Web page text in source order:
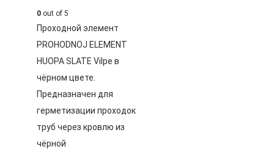
0 out of 5
Проходной элемент
PROHODNOJ ELEMENT
HUOPA SLATE Vilpe в
чёрном цвете.
Предназначен для
герметизации проходок
труб через кровлю из
чёрной